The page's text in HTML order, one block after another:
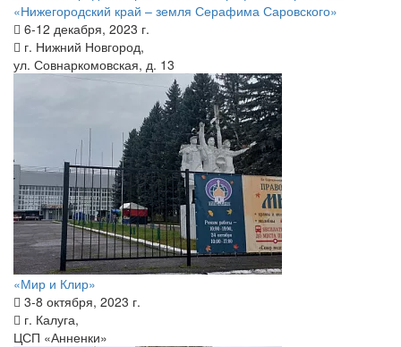
«Нижегородский край – земля Серафима Саровского»
6-12 декабря, 2023 г.
г. Нижний Новгород,
ул. Совнаркомовская, д. 13
«Мир и Клир»
3-8 октября, 2023 г.
г. Калуга,
ЦСП «Анненки»